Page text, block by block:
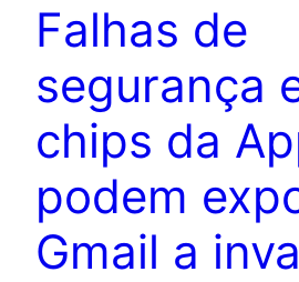
Falhas de
segurança
chips da
podem
Gmail a